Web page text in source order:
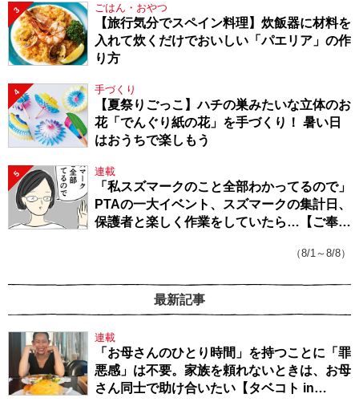
3 ごはん・おやつ
【旅行気分でスペイン料理】炊飯器に材料を
入れて炊くだけでおいしい「パエリア」の作
り方
4 手づくり
【夏祭りごっこ】ハチの巣みたいな立体のお
花「でんぐり紙の花」を手づくり！ 暑い日
はおうちで楽しもう
5 連載
「私スズマークのこと全部わかってるので」
PTAの一大イベント、スズマークの集計日、
保護者と楽しく作業をしていたら…【ご奉仕
（8/1～8/8）
最新記事
連載
「お母さんのひとり時間」を持つことに「罪
悪感」は不要。家族を頼れないときは、お母
さん同士で助け合いたい【タベコト in